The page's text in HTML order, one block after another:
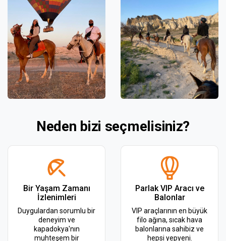
Neden bizi seçmelisiniz?
Bir Yaşam Zamanı
İzlenimleri
Duygulardan sorumlu bir
deneyim ve
kapadokya'nın
muhteşem bir
Parlak VIP Aracı ve
Balonlar
VIP araçlarının en büyük
filo ağına, sıcak hava
balonlarına sahibiz ve
hepsi yepyeni.